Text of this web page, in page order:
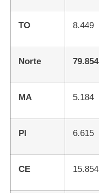
TO 8.449
Norte 79.854
MA 5.184
PI 6.615
CE 15.854